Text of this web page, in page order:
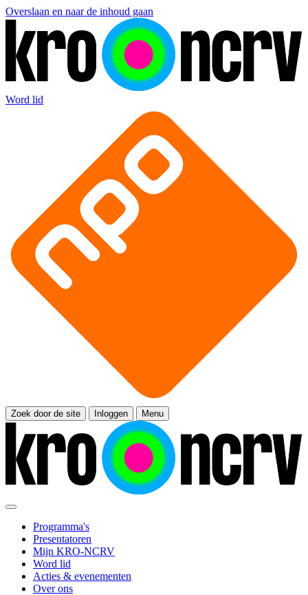
Overslaan en naar de inhoud gaan
Word lid
Zoek door de site Inloggen Menu
Programma's
Presentatoren
Mijn KRO-NCRV
Word lid
Acties & evenementen
Over ons